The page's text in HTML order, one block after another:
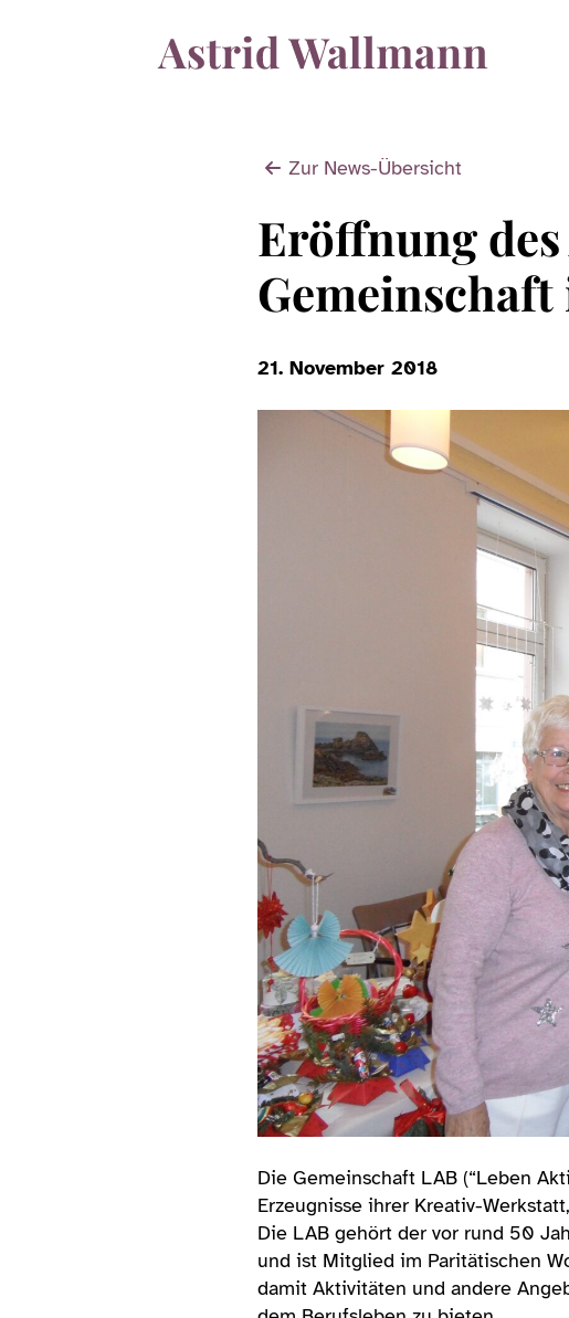
Zur News-Übersicht
Eröffnung
Gemeinschaft
21. November 2018
Die Gemeinschaft LAB (“Leben
Erzeugnisse ihrer Kreativ-
Die LAB gehört der vor rund 50
und ist Mitglied im Paritätischen
damit Aktivitäten und andere